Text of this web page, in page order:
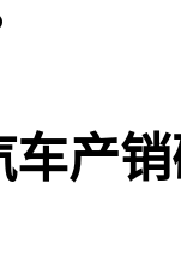
车产